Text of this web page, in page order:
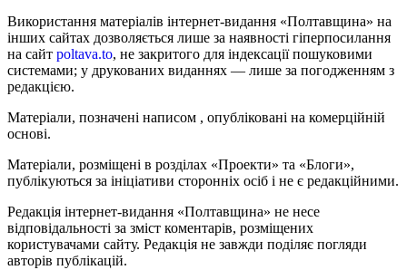
Використання матеріалів інтернет-видання «Полтавщина» на
інших сайтах дозволяється лише за наявності гіперпосилання
на сайт poltava.to, не закритого для індексації пошуковими
системами; у друкованих виданнях — лише за погодженням з
редакцією.
Матеріали, позначені написом , опубліковані на комерційній
основі.
Матеріали, розміщені в розділах «Проекти» та «Блоги»,
публікуються за ініціативи сторонніх осіб і не є редакційними.
Редакція інтернет-видання «Полтавщина» не несе
відповідальності за зміст коментарів, розміщених
користувачами сайту. Редакція не завжди поділяє погляди
авторів публікацій.